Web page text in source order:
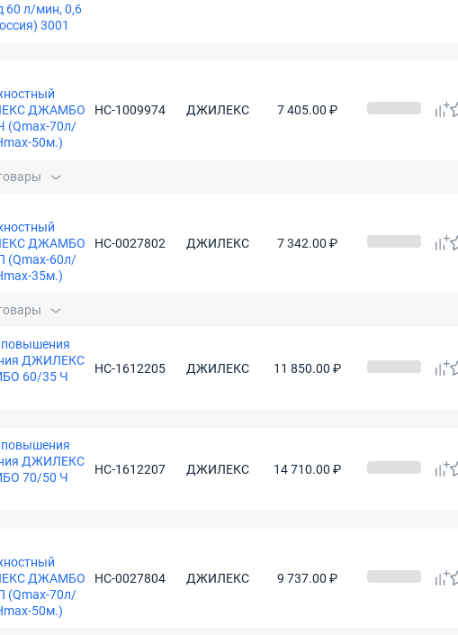
60 л/мин, 0,6
3001
ДЖАМБО
(Qmax-70л/
50м.)
НС-1009974 ДЖИЛЕКС 7 405.00 ₽
ДЖАМБО
(Qmax-60л/
35м.)
НС-0027802 ДЖИЛЕКС 7 342.00 ₽
повышения
ДЖИЛЕКС
60/35 Ч
НС-1612205 ДЖИЛЕКС 11 850.00 ₽
повышения
ДЖИЛЕКС
70/50 Ч
НС-1612207 ДЖИЛЕКС 14 710.00 ₽
ДЖАМБО
(Qmax-70л/
50м.)
НС-0027804 ДЖИЛЕКС 9 737.00 ₽